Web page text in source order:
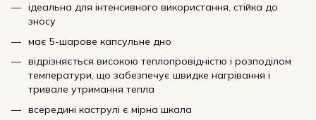
ідеальна для інтенсивного використання, стійка до
зносу
має 5-шарове капсульне дно
відрізняється високою теплопровідністю і розподілом
температури, що забезпечує швидке нагрівання і
тривале утримання тепла
всередині каструлі є мірна шкала